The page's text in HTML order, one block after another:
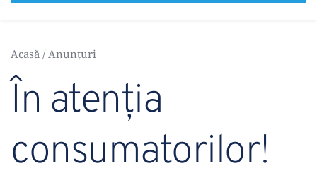
Acasă / Anunțuri
În atenția
consumatorilor!